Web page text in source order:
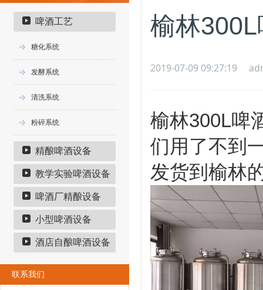
啤酒工艺
糖化系统
发酵系统
清洗系统
粉碎系统
精酿啤酒设备
教学实验啤酒设备
啤酒厂精酿设备
小型啤酒设备
酒店自酿啤酒设备
联系我们
榆林
2019-07-09 09:27:19
榆林300L啤
们用了不到
发货到榆林